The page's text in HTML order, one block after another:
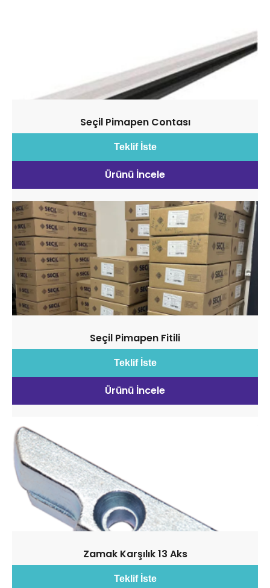
Seçil Pimapen Contası
Teklif İste
Ürünü İncele
Seçil Pimapen Fitili
Teklif İste
Ürünü İncele
Zamak Karşılık 13 Aks
Teklif İste